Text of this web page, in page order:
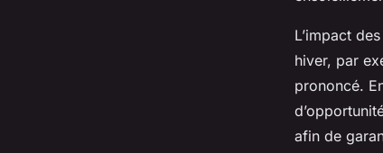
L’impact
hiver, par
prononcé.
afin de